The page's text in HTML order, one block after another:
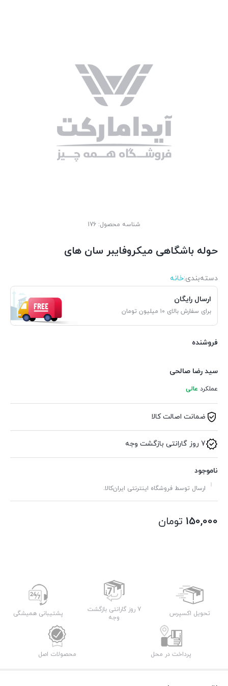
شناسه محصول: 176
حوله باشگاهی میکروفایبر سان های
دسته‌بندی‌:خانه
ارسال رایگان
برای سفارش بالای ۱۰ میلیون تومان
فروشنده
سید رضا صالحی
عملکرد عالی
ضمانت اصالت کالا
7 روز گارانتی بازگشت وجه
ناموجود
ارسال توسط فروشگاه اینترنتی ایران‌کالا.
150,000 تومان
تحویل اکسپرس
7 روز گارانتی بازگشت
وجه
پشتیبانی همیشگی
پرداخت در محل محصولات اصل